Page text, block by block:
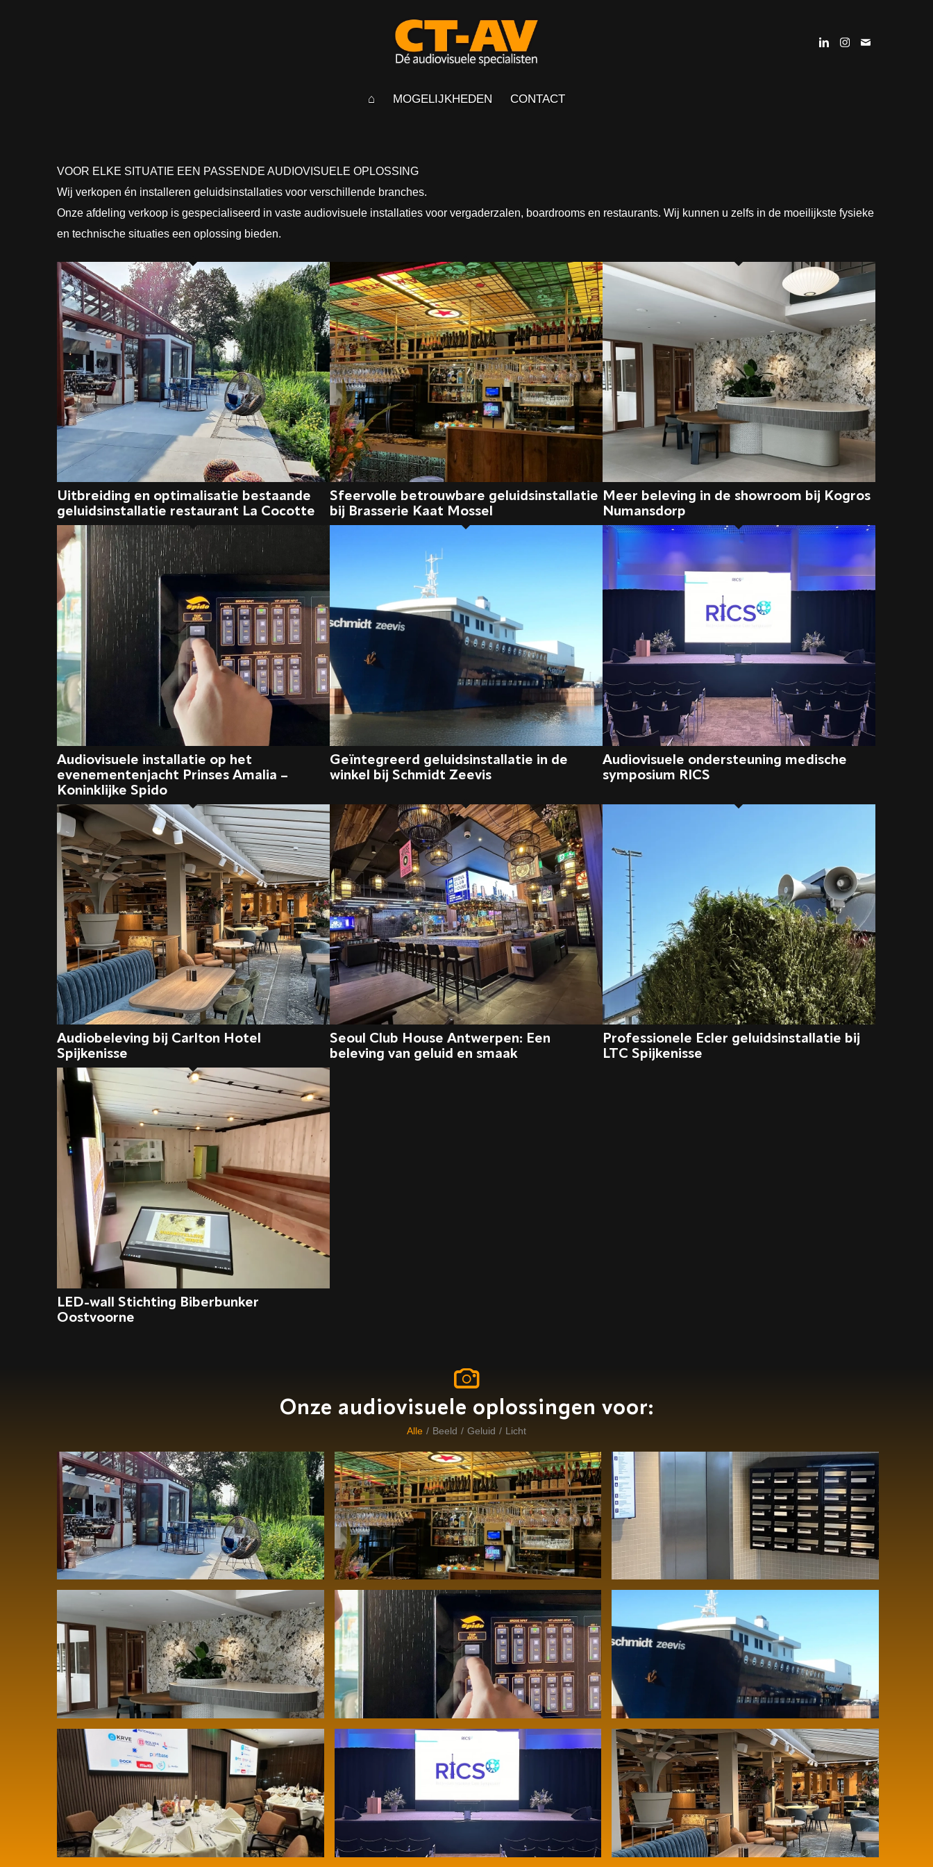
⌂ MOGELIJKHEDEN CONTACT
VOOR ELKE SITUATIE EEN PASSENDE AUDIOVISUELE OPLOSSING
Wij verkopen én installeren geluidsinstallaties voor verschillende branches.
Onze afdeling verkoop is gespecialiseerd in vaste audiovisuele installaties voor vergaderzalen, boardrooms en restaurants. Wij kunnen u zelfs in de moeilijkste fysieke
en technische situaties een oplossing bieden.
Uitbreiding en optimalisatie bestaande
geluidsinstallatie restaurant La Cocotte
Sfeervolle betrouwbare geluidsinstallatie
bij Brasserie Kaat Mossel
Meer beleving in de showroom bij Kogros
Numansdorp
Audiovisuele installatie op het
evenementenjacht Prinses Amalia –
Koninklijke Spido
Geïntegreerd geluidsinstallatie in de
winkel bij Schmidt Zeevis
Audiovisuele ondersteuning medische
symposium RICS
Audiobeleving bij Carlton Hotel
Spijkenisse
Seoul Club House Antwerpen: Een
beleving van geluid en smaak
Professionele Ecler geluidsinstallatie bij
LTC Spijkenisse
LED-wall Stichting Biberbunker
Oostvoorne
Onze audiovisuele oplossingen voor:
Alle / Beeld / Geluid / Licht
Uitbreiding en optimalisatie
bestaande geluidsinstallatie
restaurant La Cocotte
Sfeervolle betrouwbare
geluidsinstallatie bij Brasserie Kaat
Mossel
Moderne display bewegwijzering op
Schiphol The Base
Meer beleving in de showroom bij
Kogros Numansdorp
Audiovisuele installatie op het
evenementenjacht Prinses Amalia –
Koninklijke Spido
Geïntegreerd geluidsinstallatie in de
winkel bij Schmidt Zeevis
Audiovisuele upgrade video-LED van
der Valk Ridderkerk
Audiovisuele ondersteuning
medische symposium RICS
Audiobeleving bij Carlton Hotel
Spijkenisse